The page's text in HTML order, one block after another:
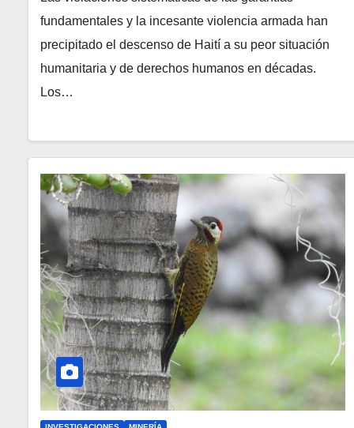
fundamentales y la incesante violencia armada han
precipitado el descenso de Haití a su peor situación
humanitaria y de derechos humanos en décadas.
Los…